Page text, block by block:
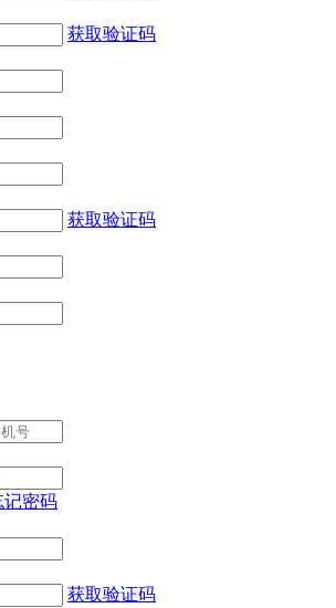
获取验证码
获取验证码
记密码
获取验证码